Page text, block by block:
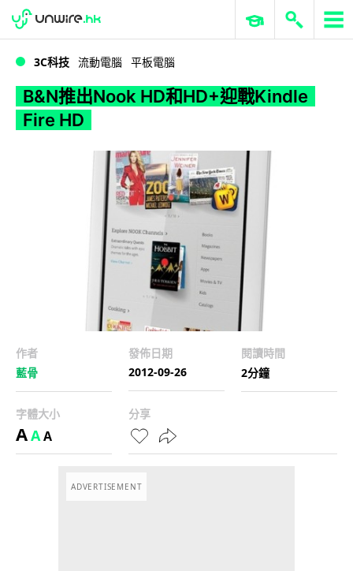
WWDC 2026 ERP 與商業 AI
3C科技 流動電腦 平板電腦
B&N推出Nook HD和HD+迎戰Kindle
Fire HD
作者
藍骨
發佈日期
2012-09-26
閱讀時間
2分鐘
字體大小
AAA
分享
ADVERTISEMENT